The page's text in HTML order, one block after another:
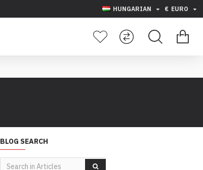
HUNGARIAN € EURO
BLOG SEARCH